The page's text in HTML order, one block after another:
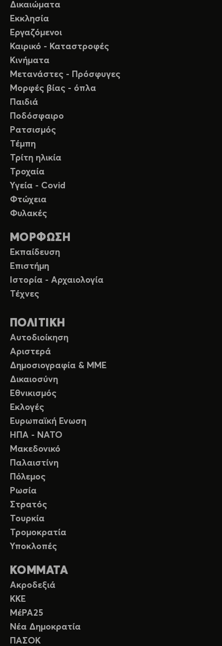
Δικαιώματα
Εκκλησία
Εργαζόμενοι
Καιρικό - Καταστροφές
Κινήματα
Μετανάστες - Πρόσφυγες
Μορφές βίας - όπλα
Παιδιά
Ποδόσφαιρο
Ρατσισμός
Τέμπη
Τρίτη ηλικία
Τροχαία
Υγεία - Covid
Φτώχεια
Φυλακές
ΜΟΡΦΩΣΗ
Εκπαίδευση
Επιστήμη
Ιστορία - Αρχαιολογία
Τέχνες
ΠΟΛΙΤΙΚΗ
Αυτοδιοίκηση
Αριστερά
Δημοσιογραφία & ΜΜΕ
Δικαιοσύνη
Εθνικισμός
Εκλογές
Ευρωπαϊκή Ενωση
ΗΠΑ - ΝΑΤΟ
Μακεδονικό
Παλαιστίνη
Πόλεμος
Ρωσία
Στρατός
Τουρκία
Τρομοκρατία
Υποκλοπές
ΚΟΜΜΑΤΑ
Ακροδεξιά
ΚΚΕ
ΜέΡΑ25
Νέα Δημοκρατία
ΠΑΣΟΚ